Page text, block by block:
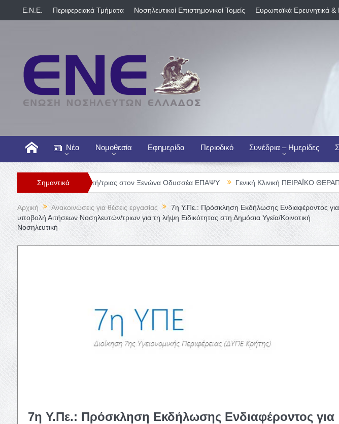
E.N.E. Περιφερειακά Τμήματα Νοσηλευτικοί Επιστημονικοί Τομείς Ευρωπαϊκά Ερευνητικά &
Νέα Νομοθεσία Εφημερίδα Περιοδικό Συνέδρια – Ημερίδες
Σημαντικά
Θέση Νοσηλευτή/τριας στον Ξενώνα Οδυσσέα ΕΠΑΨΥ Γενική Κλινική ΠΕΙΡΑΪΚΟ ΘΕΡΑΠΕΥΤΗΡΙΟ Α.
Αρχική Ανακοινώσεις για θέσεις εργασίας
7η Υ.Πε.: Πρόσκληση Εκδήλωσης Ενδιαφέροντος για
υποβολή Αιτήσεων Νοσηλευτών/τριων για τη λήψη Ειδικότητας στη Δημόσια Υγεία/Κοινοτική
Νοσηλευτική
7η Υ.Πε.: Πρόσκληση Εκδήλωσης Ενδιαφέροντος για